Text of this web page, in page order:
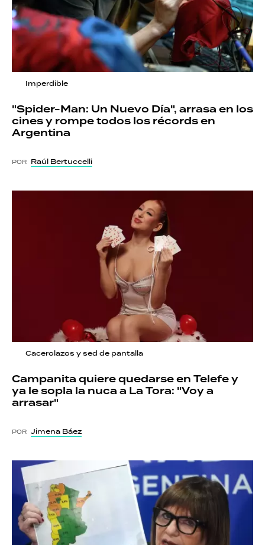
Imperdible
"Spider-Man: Un Nuevo Día", arrasa en los
cines y rompe todos los récords en
Argentina
POR Raúl Bertuccelli
Cacerolazos y sed de pantalla
Campanita quiere quedarse en Telefe y
ya le sopla la nuca a La Tora: "Voy a
arrasar"
POR Jimena Báez